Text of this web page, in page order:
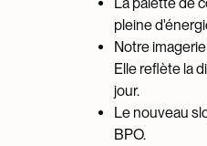
pleine
Notre
Elle reflète la
jour.
Le nouveau
BPO.